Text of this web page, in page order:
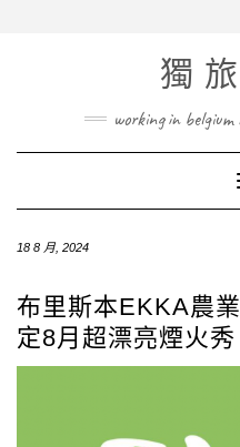
獨
working in
18 8 月, 2024
布里斯本EKKA農
定8月超漂亮煙火秀